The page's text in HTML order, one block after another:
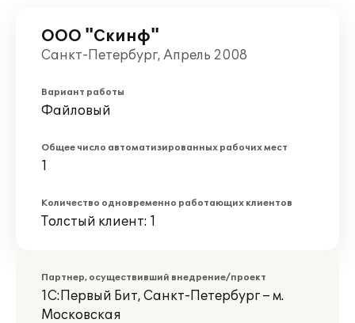
ООО "Скинф"
Санкт-Петербург, Апрель 2008
Вариант работы
Файловый
Общее число автоматизированных рабочих мест
1
Количество одновременно работающих клиентов
Толстый клиент: 1
Партнер, осуществивший внедрение/проект
1С:Первый Бит, Санкт-Петербург – м.
Московская